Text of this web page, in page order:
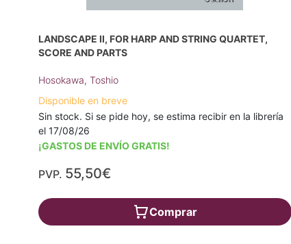
LANDSCAPE II, FOR HARP AND STRING QUARTET,
SCORE AND PARTS
Hosokawa, Toshio
Disponible en breve
Sin stock. Si se pide hoy, se estima recibir en la librería
el 17/08/26
¡GASTOS DE ENVÍO GRATIS!
PVP. 55,50€
Comprar